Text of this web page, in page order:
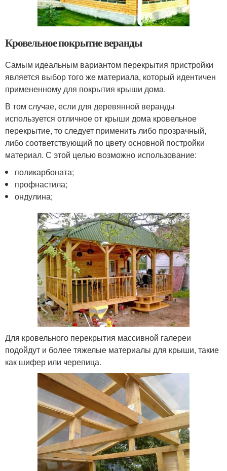
Кровельное покрытие веранды
Самым идеальным вариантом перекрытия пристройки
является выбор того же материала, который идентичен
примененному для покрытия крыши дома.
В том случае, если для деревянной веранды
используется отличное от крыши дома кровельное
перекрытие, то следует применить либо прозрачный,
либо соответствующий по цвету основной постройки
материал. С этой целью возможно использование:
поликарбоната;
профнастила;
ондулина;
Для кровельного перекрытия массивной галереи
подойдут и более тяжелые материалы для крыши, такие
как шифер или черепица.